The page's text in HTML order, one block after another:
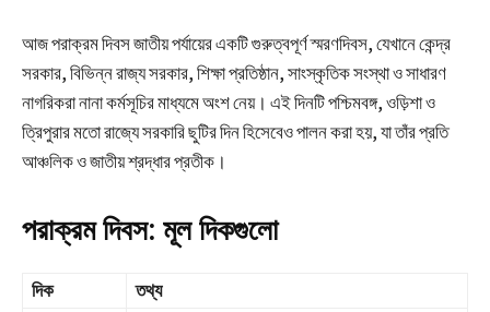
আজ পরাক্রম দিবস জাতীয় পর্যায়ের একটি গুরুত্বপূর্ণ স্মরণদিবস, যেখানে কেন্দ্র
সরকার, বিভিন্ন রাজ্য সরকার, শিক্ষা প্রতিষ্ঠান, সাংস্কৃতিক সংস্থা ও সাধারণ
নাগরিকরা নানা কর্মসূচির মাধ্যমে অংশ নেয়। এই দিনটি পশ্চিমবঙ্গ, ওড়িশা ও
ত্রিপুরার মতো রাজ্যে সরকারি ছুটির দিন হিসেবেও পালন করা হয়, যা তাঁর প্রতি
আঞ্চলিক ও জাতীয় শ্রদ্ধার প্রতীক।
পরাক্রম দিবস: মূল দিকগুলো
দিক
তথ্য